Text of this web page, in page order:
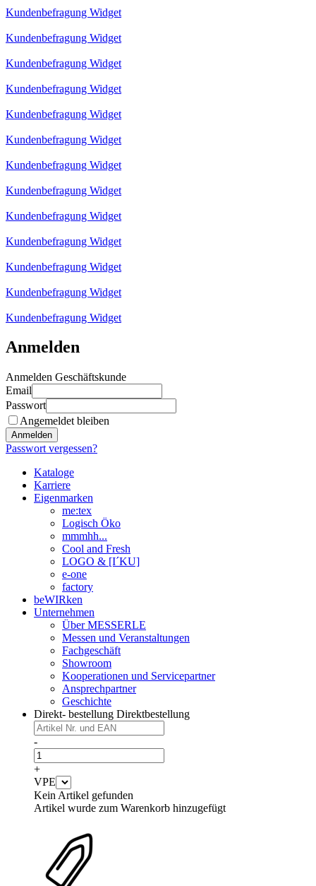
Kundenbefragung Widget
Kundenbefragung Widget
Kundenbefragung Widget
Kundenbefragung Widget
Kundenbefragung Widget
Kundenbefragung Widget
Kundenbefragung Widget
Kundenbefragung Widget
Kundenbefragung Widget
Kundenbefragung Widget
Kundenbefragung Widget
Kundenbefragung Widget
Kundenbefragung Widget
Anmelden
Anmelden Geschäftskunde
Email
Passwort
Angemeldet bleiben
Anmelden
Passwort vergessen?
Kataloge
Karriere
Eigenmarken
me:tex
Logisch Öko
mmmhh...
Cool and Fresh
LOGO & [I´KU]
e-one
factory
beWIRken
Unternehmen
Über MESSERLE
Messen und Veranstaltungen
Fachgeschäft
Showroom
Kooperationen und Servicepartner
Ansprechpartner
Geschichte
Direkt- bestellung Direktbestellung
-
+
VPE
Kein Artikel gefunden
Artikel wurde zum Warenkorb hinzugefügt